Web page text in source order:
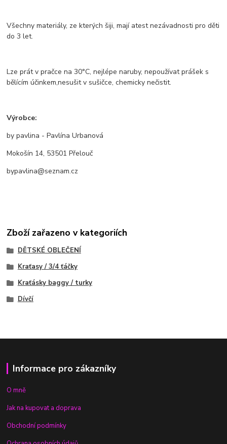
Všechny materiály, ze kterých šiji, mají atest nezávadnosti pro děti
do 3 let.
Lze prát v pračce na 30°C, nejlépe naruby, nepoužívat prášek s
bělícím účinkem,nesušit v sušičce, chemicky nečistit.
Výrobce:
by pavlina - Pavlína Urbanová
Mokošín 14, 53501 Přelouč
bypavlina@seznam.cz
Zboží zařazeno v kategoriích
DĚTSKÉ OBLEČENÍ
Kraťasy / 3/4 ťáčky
Kraťásky baggy / turky
Dívčí
Informace pro zákazníky
O mně
Jak na kupovat a doprava
Obchodní podmínky